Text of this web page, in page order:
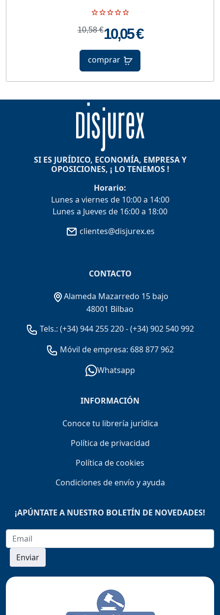
10,58 €10,05 €
comprar
SI ES JURÍDICO, ECONOMÍA, EMPRESA Y
OPOSICIONES, ¡ LO TENEMOS !
Horario:
Lunes a viernes de 10:00 a 14:00
Lunes a Jueves de 16:00 a 18:00
clientes@disjurex.es
CONTACTO
Alameda Mazarredo 15 bajo
48001 Bilbao
Tels.: (+34) 944 255 220-(+34) 902 540 992
Móvil de empresa: 688 877 962
Whatsapp
INFORMACIÓN
Conoce tu librería jurídica
Política de privacidad
Política de cookies
Condiciones de envío y ayuda
¡APÚNTATE A NUESTRO BOLETÍN DE NOVEDADES!
Enviar